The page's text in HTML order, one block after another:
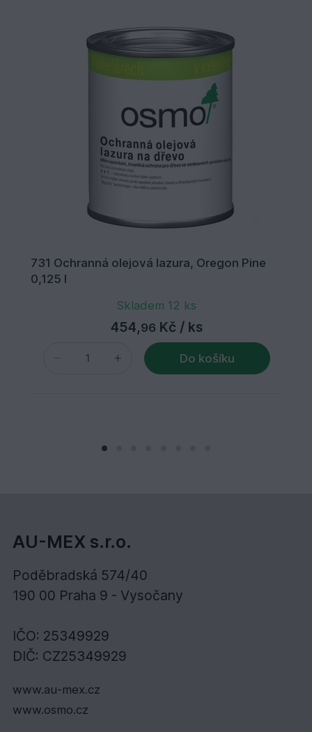
731 Ochranná olejová lazura, Oregon Pine
0,125 l
Skladem 12 ks
454,96 Kč / ks
Do košíku
AU-MEX s.r.o.
Poděbradská 574/40
190 00 Praha 9 - Vysočany
IČO: 25349929
DIČ: CZ25349929
www.au-mex.cz
www.osmo.cz